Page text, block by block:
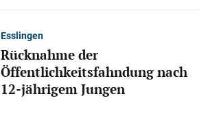
Esslingen
Rücknahme der
Öffentlichkeitsfahndung nach
12-jährigem Jungen